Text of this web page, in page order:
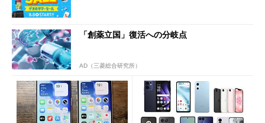
「創薬立国」復活への分岐点
AD（三菱総合研究所）